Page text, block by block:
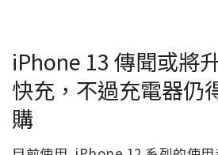
iPhone 13 傳聞或將
快充，不過充電器仍
購